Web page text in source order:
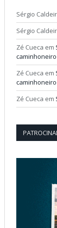
Sérgio
Sérgio
Zé Cueca em
Zé Cueca em
Zé Cueca em